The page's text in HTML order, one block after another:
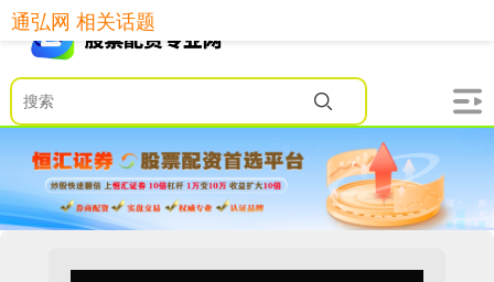
通弘网 相关话题